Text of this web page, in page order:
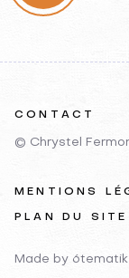
CONTACT
© Chrystel
MENTIONS
PLAN DU SITE
Made by 6tematik